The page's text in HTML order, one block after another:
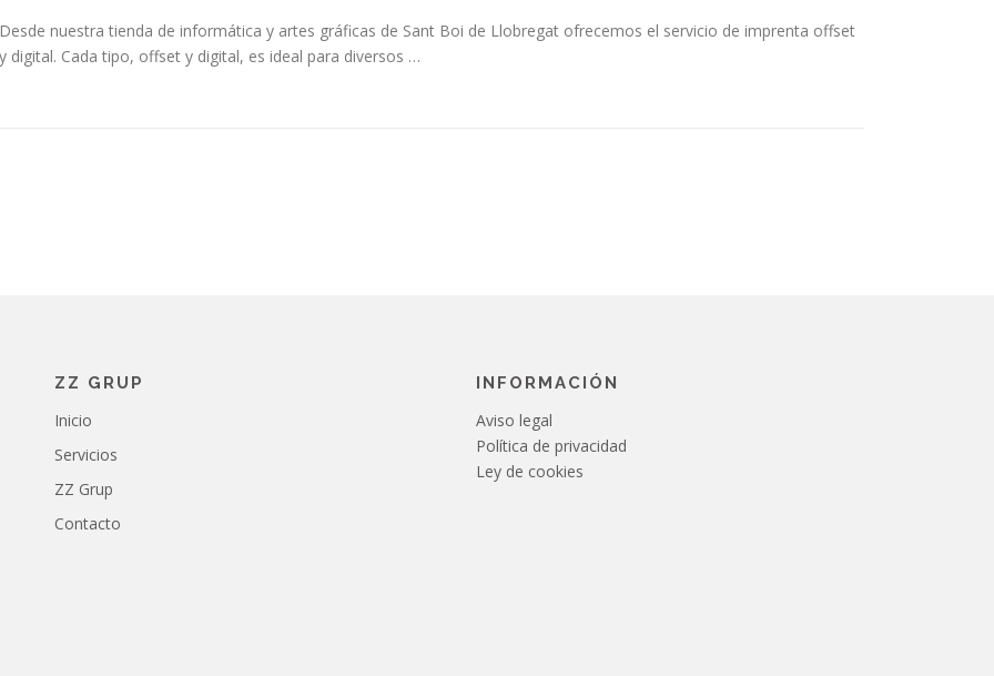
Desde nuestra tienda de informática y artes gráficas de Sant Boi de Llobregat ofrecemos el servicio de imprenta offset
y digital. Cada tipo, offset y digital, es ideal para diversos …
ZZ GRUP
Inicio
Servicios
ZZ Grup
Contacto
INFORMACIÓN
Aviso legal
Política de privacidad
Ley de cookies